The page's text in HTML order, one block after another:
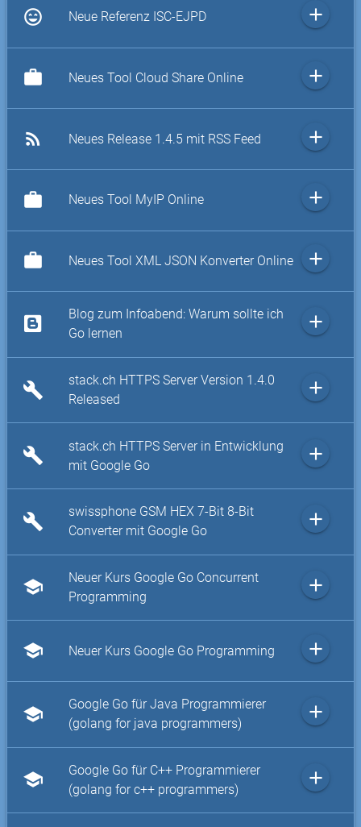
sentiment_very_satisfied Neue Referenz ISC-EJPD add
work Neues Tool Cloud Share Online add
rss_feed Neues Release 1.4.5 mit RSS Feed add
work Neues Tool MyIP Online add
work Neues Tool XML JSON Konverter Online add
Blog zum Infoabend: Warum sollte ich
Go lernen
add
build
stack.ch HTTPS Server Version 1.4.0
Released
add
build
stack.ch HTTPS Server in Entwicklung
mit Google Go
add
build
swissphone GSM HEX 7-Bit 8-Bit
Converter mit Google Go
add
school
Neuer Kurs Google Go Concurrent
Programming
add
school Neuer Kurs Google Go Programming add
school
Google Go für Java Programmierer
(golang for java programmers)
add
school
Google Go für C++ Programmierer
(golang for c++ programmers)
add